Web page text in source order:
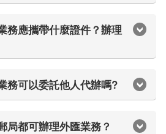
務應攜帶什麼證件？辦理
務可以委託他人代辦嗎?
局都可辦理外匯業務？